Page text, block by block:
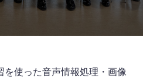
を使った音声情報処理・画像